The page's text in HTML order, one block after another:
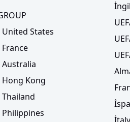
United States
France
Australia
Hong Kong
Thailand
Philippines